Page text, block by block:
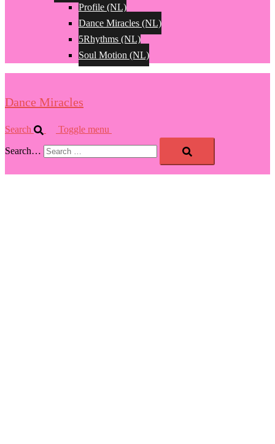
Profile (NL)
Dance Miracles (NL)
5Rhythms (NL)
Soul Motion (NL)
Dance Miracles
Search Toggle menu
Search…